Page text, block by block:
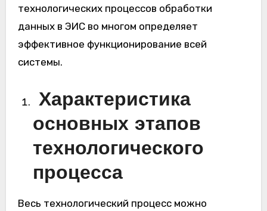
технологических процессов обработки
данных в ЭИС во многом определяет
эффективное функционирование всей
системы.
Характеристика
основных этапов
технологического
процесса
Весь технологический процесс можно